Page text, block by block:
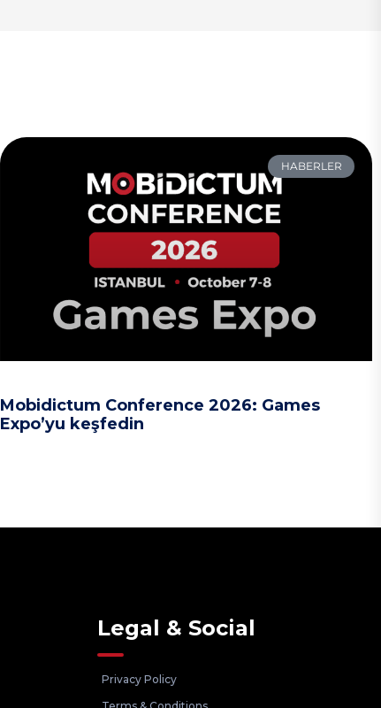
HABERLER
Mobidictum Conference 2026: Games
Expo’yu keşfedin
Legal & Social
Privacy Policy